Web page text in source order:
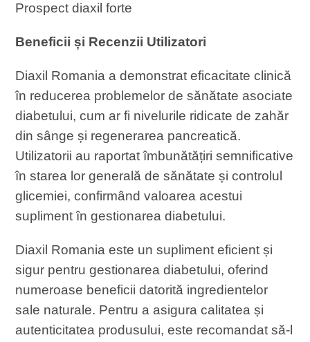
Prospect diaxil forte
Beneficii și Recenzii Utilizatori
Diaxil Romania a demonstrat eficacitate clinică
în reducerea problemelor de sănătate asociate
diabetului, cum ar fi nivelurile ridicate de zahăr
din sânge și regenerarea pancreatică.
Utilizatorii au raportat îmbunătățiri semnificative
în starea lor generală de sănătate și controlul
glicemiei, confirmând valoarea acestui
supliment în gestionarea diabetului.
Diaxil Romania este un supliment eficient și
sigur pentru gestionarea diabetului, oferind
numeroase beneficii datorită ingredientelor
sale naturale. Pentru a asigura calitatea și
autenticitatea produsului, este recomandat să-l